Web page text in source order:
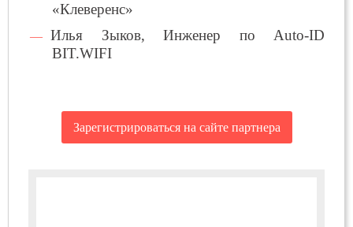
«Клеверенс»
Илья Зыков, Инженер по Auto-ID
BIT.WIFI
Зарегистрироваться на сайте партнера